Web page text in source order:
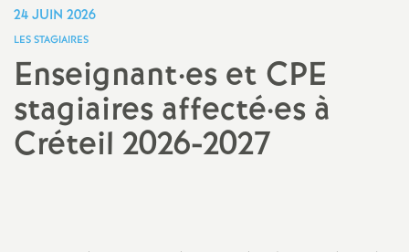
a
t
24 JUIN 2026
LES STAGIAIRES
Enseignant·es et CPE
stagiaires affecté·es à
Créteil 2026-2027